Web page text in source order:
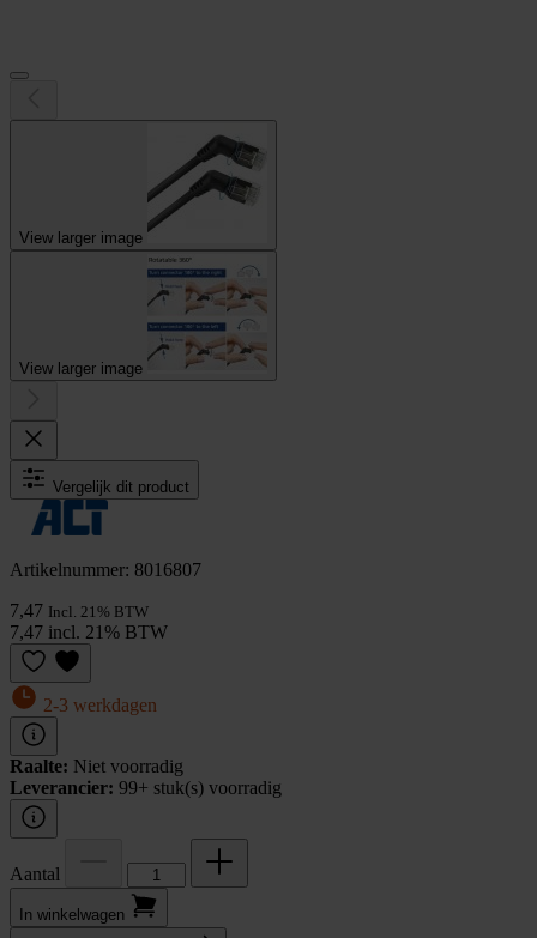
View larger image
View larger image
Vergelijk dit product
Artikelnummer: 8016807
7,47 Incl. 21% BTW
7,47 incl. 21% BTW
2-3 werkdagen
Raalte: Niet voorradig
Leverancier: 99+ stuk(s) voorradig
Aantal
In winkel­wagen